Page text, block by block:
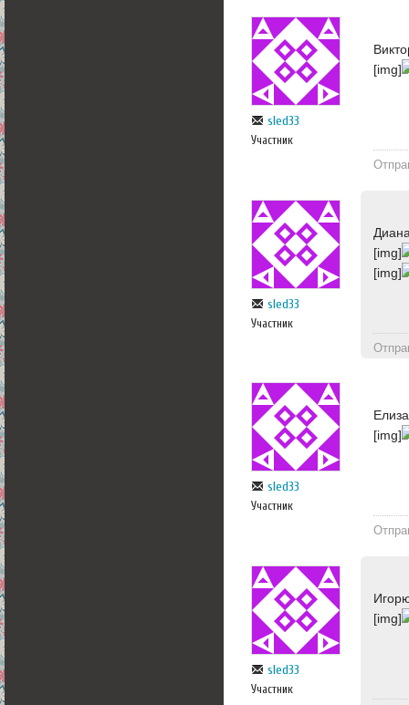
sled33
Участник
[img]
sled33
Участник
[img]
[img]
sled33
Участник
[img]
sled33
Участник
[img]